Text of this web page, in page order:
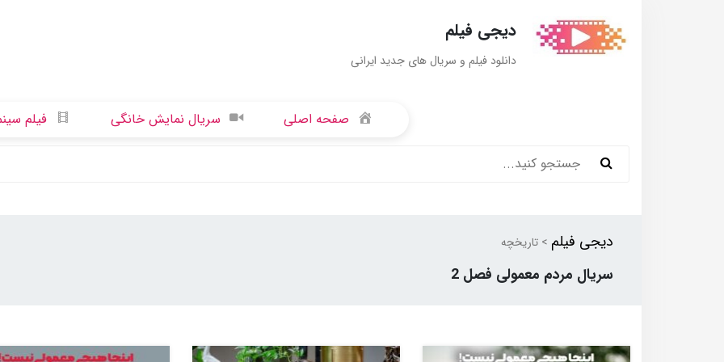
دیجی فیلم
دانلود فیلم و سریال های جدید ایرانی
صفحه اصلی سریال نمایش خانگی فیلم
دیجی فیلم > تاریخچه
سریال مردم معمولی فصل 2